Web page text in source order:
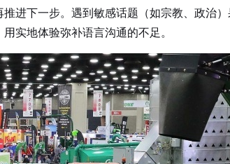
进下一步。遇到敏感话题（如宗教、政治
实地体验弥补语言沟通的不足。